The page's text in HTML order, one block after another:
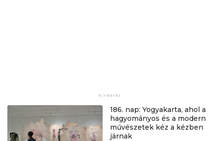
186. nap: Yogyakarta, ahol a
hagyományos és a modern
művészetek kéz a kézben
járnak